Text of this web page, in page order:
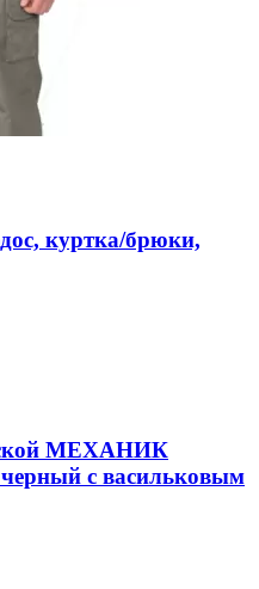
куртка/брюки,
МЕХАНИК
с васильковым